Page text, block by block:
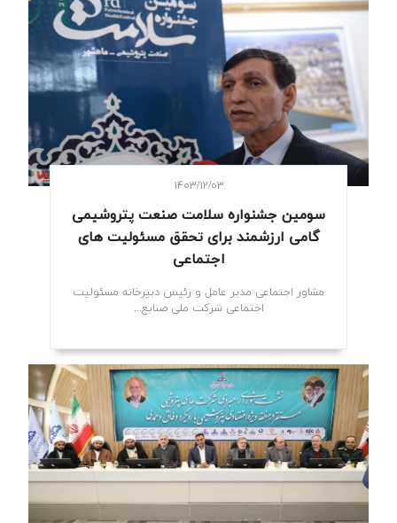
۱۴۰۳/۱۲/۰۳
سومین جشنواره سلامت صنعت پتروشیمی
گامی ارزشمند برای تحقق مسئولیت های
اجتماعی
مشاور اجتماعی مدیر عامل و رئیس دبیرخانه مسئولیت
اجتماعی شرکت ملی صنایع...